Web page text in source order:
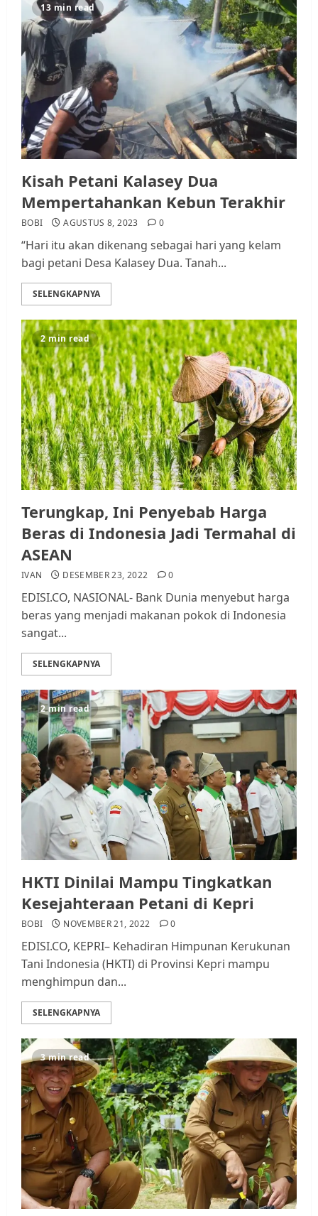
13 min read
Kisah Petani Kalasey Dua
Mempertahankan Kebun Terakhir
BOBI AGUSTUS 8, 2023 0
“Hari itu akan dikenang sebagai hari yang kelam
bagi petani Desa Kalasey Dua. Tanah...
SELENGKAPNYA
2 min read
Terungkap, Ini Penyebab Harga
Beras di Indonesia Jadi Termahal di
ASEAN
IVAN DESEMBER 23, 2022 0
EDISI.CO, NASIONAL- Bank Dunia menyebut harga
beras yang menjadi makanan pokok di Indonesia
sangat...
SELENGKAPNYA
2 min read
HKTI Dinilai Mampu Tingkatkan
Kesejahteraan Petani di Kepri
BOBI NOVEMBER 21, 2022 0
EDISI.CO, KEPRI– Kehadiran Himpunan Kerukunan
Tani Indonesia (HKTI) di Provinsi Kepri mampu
menghimpun dan...
SELENGKAPNYA
3 min read